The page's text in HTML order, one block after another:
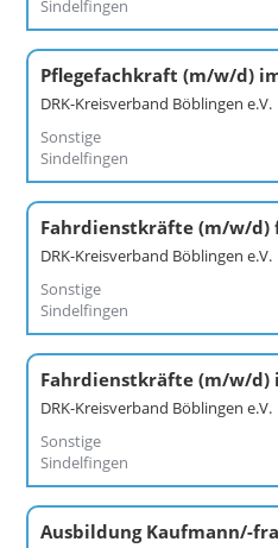
Sindelfingen
DRK-Kreisverband Böblingen e.V.
Sonstige
Sindelfingen
DRK-Kreisverband Böblingen e.V.
Sonstige
Sindelfingen
DRK-Kreisverband Böblingen e.V.
Sonstige
Sindelfingen